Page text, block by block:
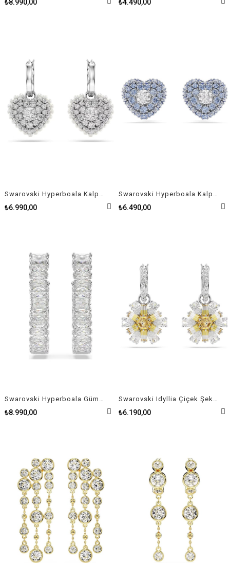
₺8.990,00 ₺4.490,00
₺6.990,00 ₺6.490,00
Swarovski Hyperboala Gümüş Rengi Sonsuzluk Taş İşlemeli Kadın Küpe
₺8.990,00
Swarovski Idyllia Çiçek Şekilli Kadın Küpe
₺6.190,00